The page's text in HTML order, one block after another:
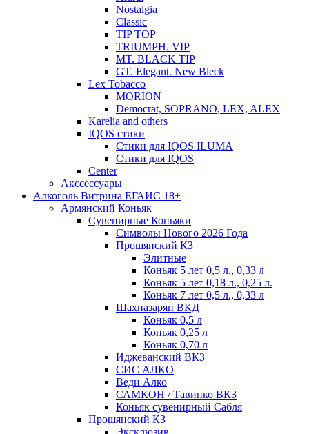
Nostalgia
Classic
TIP TOP
TRIUMPH. VIP
MT. BLACK TIP
GT. Elegant. New Bleck
Lex Tobacco
MORION
Democrat, SOPRANO, LEX, ALEX
Karelia and others
IQOS стики
Стики для IQOS ILUMA
Стики для IQOS
Сenter
Акссессуары
Алкоголь Витрина ЕГАИС 18+
Армянский Коньяк
Сувенирные Коньяки
Символы Нового 2026 Года
Прошянский КЗ
Элитные
Коньяк 5 лет 0,5 л., 0,33 л
Коньяк 5 лет 0,18 л., 0,25 л.
Коньяк 7 лет 0,5 л., 0,33 л
Шахназарян ВКД
Коньяк 0,5 л
Коньяк 0,25 л
Коньяк 0,70 л
Иджеванский ВКЗ
СИС АЛКО
Веди Алко
САМКОН / Тавинко ВКЗ
Коньяк сувенирный Сабля
Прошянский КЗ
Эксклюзив